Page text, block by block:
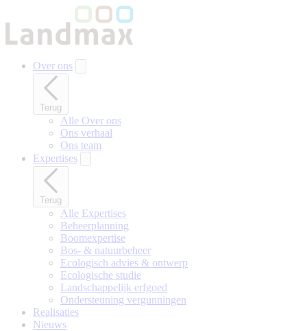
hoofdinhoud
gaan
Over ons
Terug
Alle Over ons
Ons verhaal
Ons team
Expertises
Terug
Alle Expertises
Beheerplanning
Boomexpertise
Bos- & natuurbeheer
Ecologisch advies & ontwerp
Ecologische studie
Landschappelijk erfgoed
Ondersteuning vergunningen
Realisaties
Nieuws